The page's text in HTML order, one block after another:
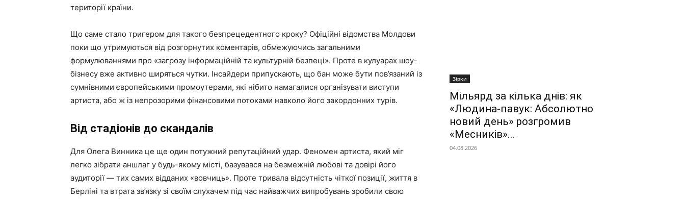
території країни.
Що саме стало тригером для такого безпрецедентного кроку? Офіційні відомства Молдови
поки що утримуються від розгорнутих коментарів, обмежуючись загальними
формулюваннями про «загрозу інформаційній та культурній безпеці». Проте в кулуарах шоу-
бізнесу вже активно ширяться чутки. Інсайдери припускають, що бан може бути пов’язаний із
сумнівними європейськими промоутерами, які нібито намагалися організувати виступи
артиста, або ж із непрозорими фінансовими потоками навколо його закордонних турів.
Від стадіонів до скандалів
Для Олега Винника це ще один потужний репутаційний удар. Феномен артиста, який міг
легко зібрати аншлаг у будь-якому місті, базувався на безмежній любові та довірі його
аудиторії — тих самих відданих «вовчиць». Проте тривала відсутність чіткої позиції, життя в
Берліні та втрата зв’язку зі своїм слухачем під час найважчих випробувань зробили свою
Зірки
Мільярд за кілька днів: як
«Людина-павук: Абсолютно
новий день» розгромив
«Месників»...
04.08.2026